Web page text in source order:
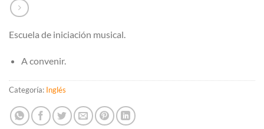
Escuela de iniciación musical.
A convenir.
Categoría: Inglés